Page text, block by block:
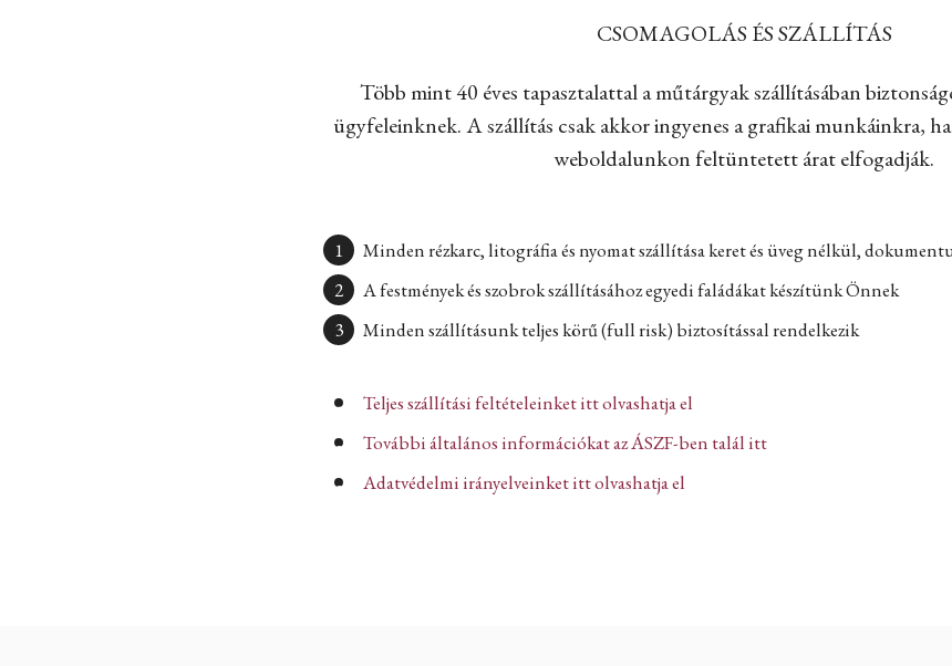
CSOMAGOLÁS ÉS SZÁLLÍTÁS
Több mint 40 éves tapasztalattal a műtárgyak szállításában
ügyfeleinknek. A szállítás csak akkor ingyenes a grafikai munkáinkra,
weboldalunkon feltüntetett árat elfogadják.
Minden rézkarc, litográfia és nyomat szállítása keret és üveg nélkül,
A festmények és szobrok szállításához egyedi faládákat készítünk Önnek
Minden szállításunk teljes körű (full risk) biztosítással rendelkezik
Teljes szállítási feltételeinket itt olvashatja el
További általános információkat az ÁSZF-ben talál itt
Adatvédelmi irányelveinket itt olvashatja el